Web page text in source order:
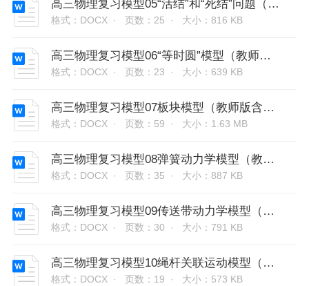
高三物理复习模型05“活结”和“死结”问题（教师版含解析）
格式：DOCX · 页数：25 · 大小：816 KB
高三物理复习模型06“等时圆”模型（教师版含解析）
格式：DOCX · 页数：23 · 大小：639 KB
高三物理复习模型07板块模型（教师版含解析）
格式：DOCX · 页数：59 · 大小：1.63 MB
高三物理复习模型08弹簧动力学模型（教师版含解析）
格式：DOCX · 页数：35 · 大小：887 KB
高三物理复习模型09传送带动力学模型（教师版含解析）
格式：DOCX · 页数：30 · 大小：791 KB
高三物理复习模型10绳杆关联运动模型（教师版含解析）
格式：DOCX · 页数：19 · 大小：573 KB